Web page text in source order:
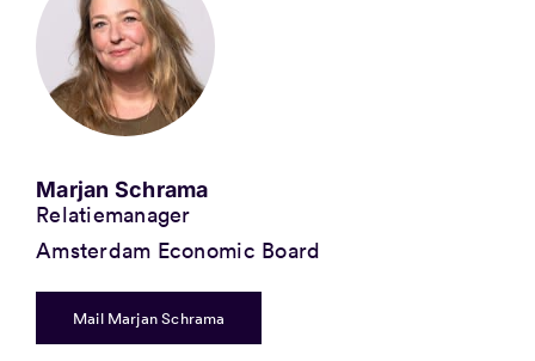
Marjan Schrama
Relatiemanager
Amsterdam Economic Board
Mail Marjan Schrama